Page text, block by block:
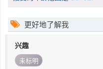
更好地了解我
兴趣
未标明